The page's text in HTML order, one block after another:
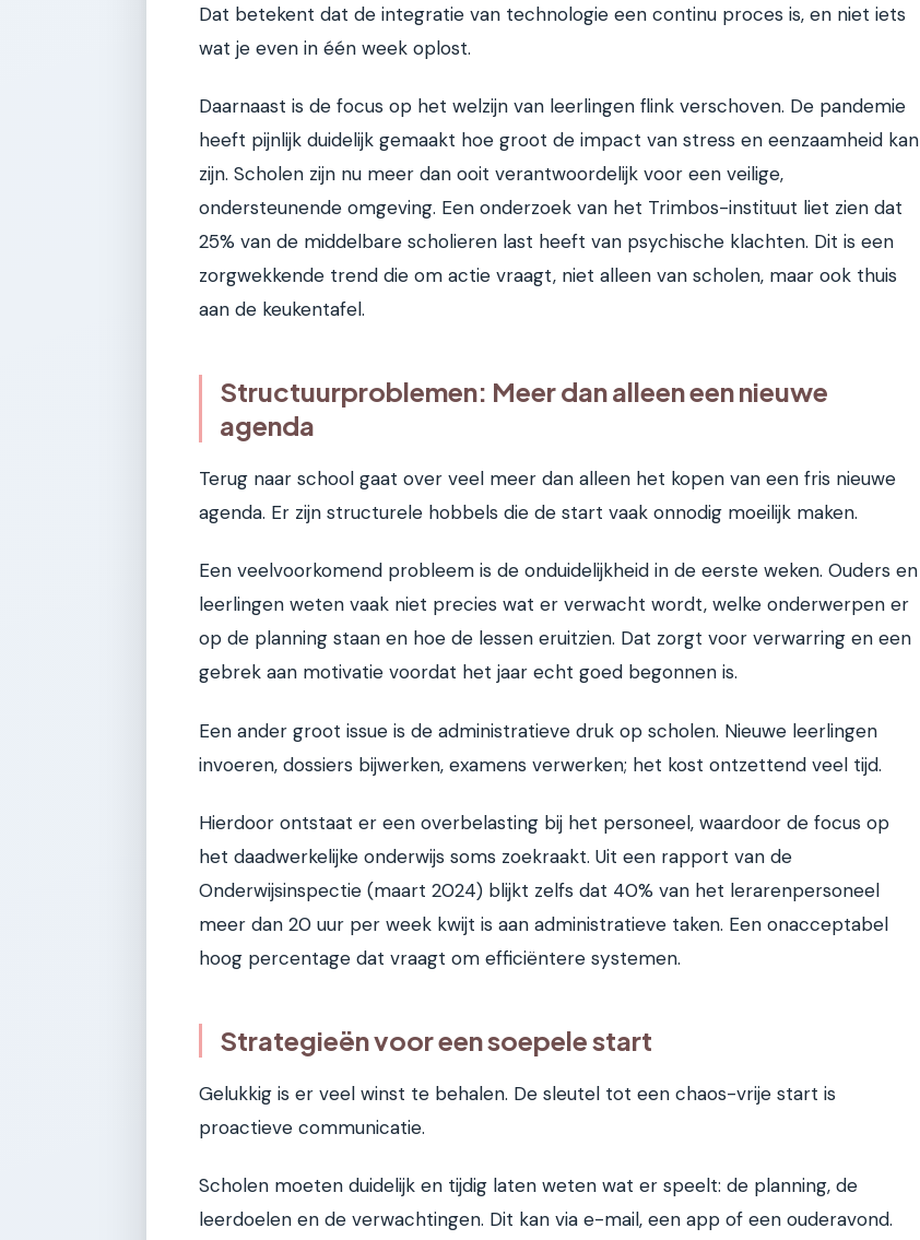
Dat betekent dat de integratie van technologie een continu proces is, en niet iets
wat je even in één week oplost.
Daarnaast is de focus op het welzijn van leerlingen flink verschoven. De pandemie
heeft pijnlijk duidelijk gemaakt hoe groot de impact van stress en eenzaamheid kan
zijn. Scholen zijn nu meer dan ooit verantwoordelijk voor een veilige,
ondersteunende omgeving. Een onderzoek van het Trimbos-instituut liet zien dat
25% van de middelbare scholieren last heeft van psychische klachten. Dit is een
zorgwekkende trend die om actie vraagt, niet alleen van scholen, maar ook thuis
aan de keukentafel.
Structuurproblemen: Meer dan alleen een nieuwe
agenda
Terug naar school gaat over veel meer dan alleen het kopen van een fris nieuwe
agenda. Er zijn structurele hobbels die de start vaak onnodig moeilijk maken.
Een veelvoorkomend probleem is de onduidelijkheid in de eerste weken. Ouders en
leerlingen weten vaak niet precies wat er verwacht wordt, welke onderwerpen er
op de planning staan en hoe de lessen eruitzien. Dat zorgt voor verwarring en een
gebrek aan motivatie voordat het jaar echt goed begonnen is.
Een ander groot issue is de administratieve druk op scholen. Nieuwe leerlingen
invoeren, dossiers bijwerken, examens verwerken; het kost ontzettend veel tijd.
Hierdoor ontstaat er een overbelasting bij het personeel, waardoor de focus op
het daadwerkelijke onderwijs soms zoekraakt. Uit een rapport van de
Onderwijsinspectie (maart 2024) blijkt zelfs dat 40% van het lerarenpersoneel
meer dan 20 uur per week kwijt is aan administratieve taken. Een onacceptabel
hoog percentage dat vraagt om efficiëntere systemen.
Strategieën voor een soepele start
Gelukkig is er veel winst te behalen. De sleutel tot een chaos-vrije start is
proactieve communicatie.
Scholen moeten duidelijk en tijdig laten weten wat er speelt: de planning, de
leerdoelen en de verwachtingen. Dit kan via e-mail, een app of een ouderavond.